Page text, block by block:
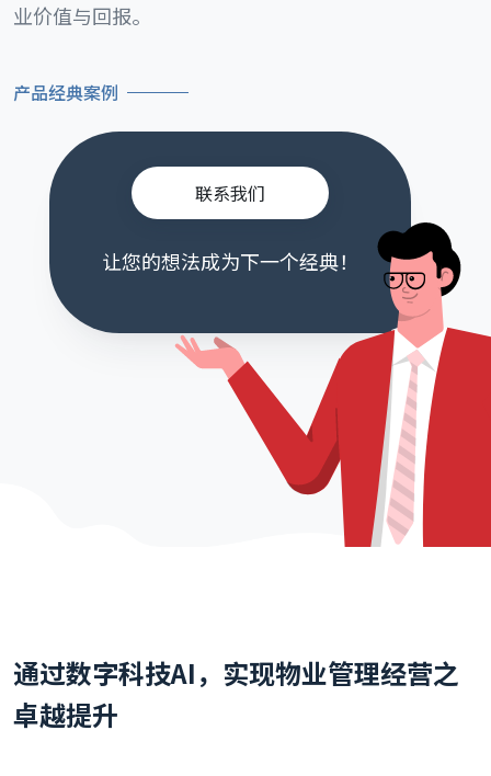
业价值与回报。
产品经典案例
联系我们
让您的想法成为下一个经典！
通过数字科技AI，实现物业管理经营之
卓越提升